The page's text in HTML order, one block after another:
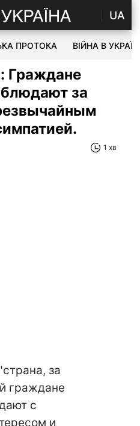
UA
ПРОТОКА ВІЙНА В УКРАЇНІ
Граждане
за
1 хв
за
граждане
с
и